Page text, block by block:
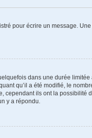
pour écrire un message.
dans une durée
qu’il a été modifié, le
cependant ils ont la possibilité
y a répondu.